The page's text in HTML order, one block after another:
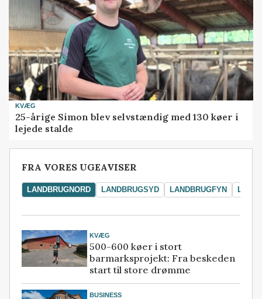
KVÆG
25-årige Simon blev selvstændig med 130 køer i
lejede stalde
FRA VORES UGEAVISER
LANDBRUGNORD LANDBRUGSYD LANDBRUGFYN
KVÆG
500-600 køer i stort
barmarksprojekt: Fra beskeden
start til store drømme
BUSINESS